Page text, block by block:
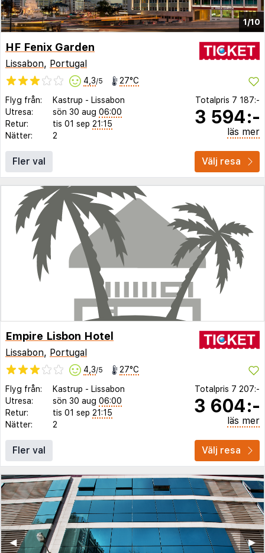
1/10
HF Fenix Garden
Lissabon, Portugal
4,3/5 27°C
Flyg från: Kastrup - Lissabon
Utresa:
sön 30 aug 06:00
Retur:
tis 01 sep 21:15
Nätter:
2
Totalpris 7 187:-
3 594:-
läs mer
Fler val Välj resa
Empire Lisbon Hotel
Lissabon, Portugal
4,3/5 27°C
Flyg från: Kastrup - Lissabon
Utresa:
sön 30 aug 06:00
Retur:
tis 01 sep 21:15
Nätter:
2
Totalpris 7 207:-
3 604:-
läs mer
Fler val Välj resa
▶︎
◀︎